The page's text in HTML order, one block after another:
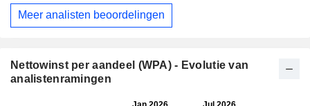
Meer analisten beoordelingen
Nettowinst per aandeel (WPA) - Evolutie van
analistenramingen